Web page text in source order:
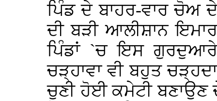
ਪਿੰਡ ਦੇ ਬਾਹਰ-ਵਾਰ ਚੋਅ
ਦੀ ਬੜੀ ਆਲੀਸ਼ਾਨ
ਪਿੰਡਾਂ `ਚ ਇਸ ਗੁਰਦੁਆਰੇ
ਚੜ੍ਹਾਵਾ ਵੀ ਬਹੁਤ
ਚੁਣੀ ਹੋਈ ਕਮੇਟੀ ਬਣਾਉਣ